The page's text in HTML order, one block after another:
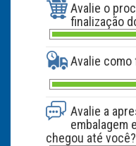
Avalie o
finalização
Avalie
Avalie a
embalagem
chegou até você?